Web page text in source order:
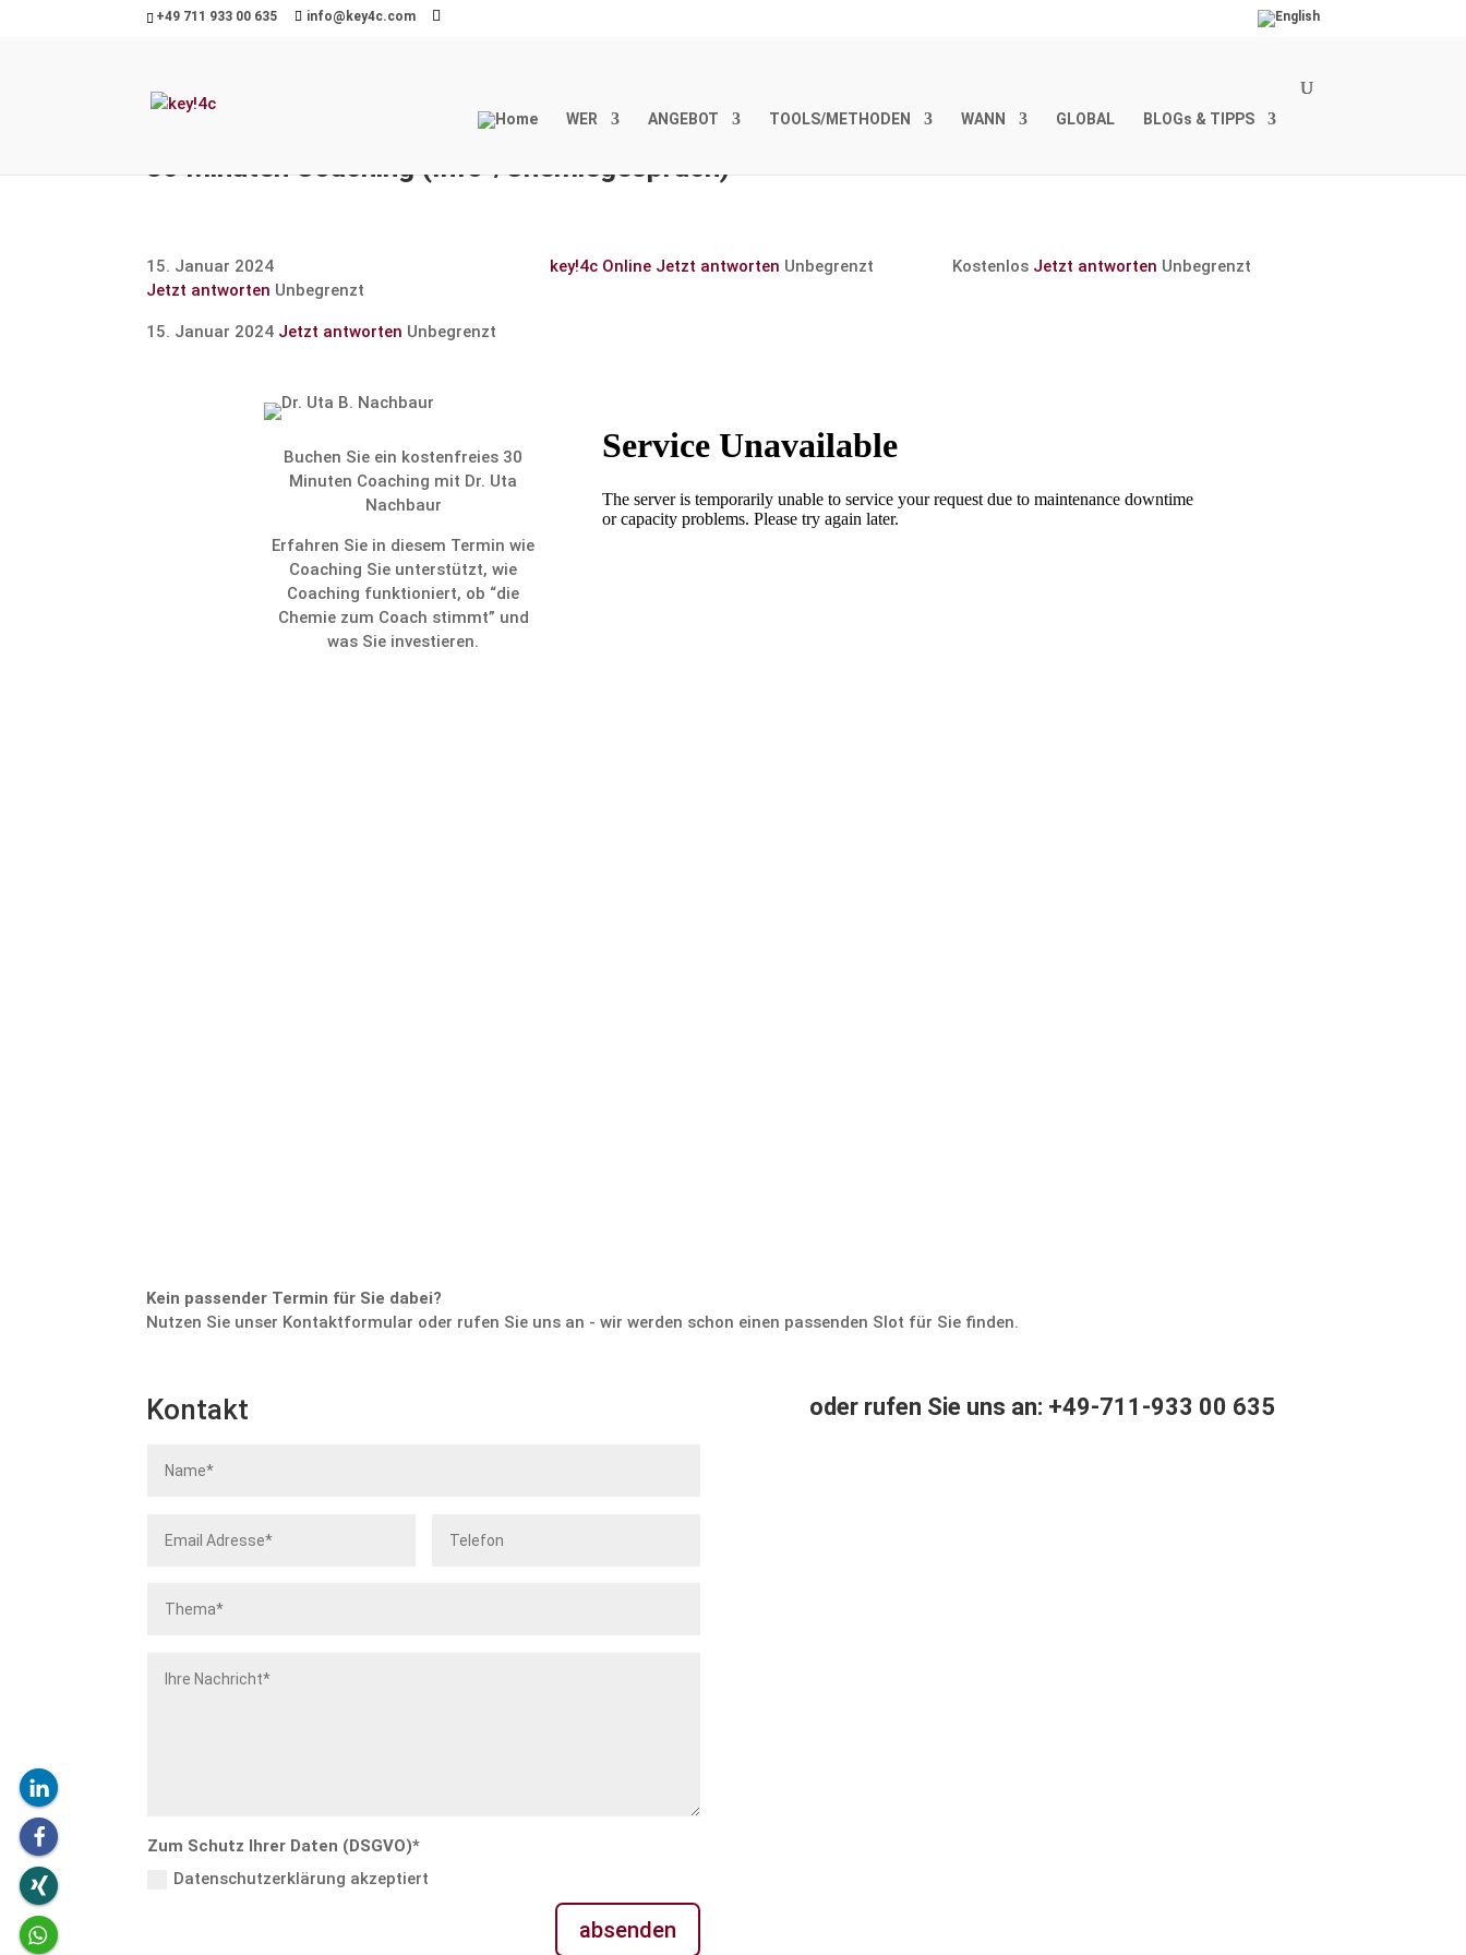
+49 711 933 00 635 info@key4c.com
WER ANGEBOT TOOLS/METHODEN WANN GLOBAL BLOGs & TIPPS
30 Minuten Coaching (Info-/Chemie­ge­spräch)
15. Januar 2024
Jetzt antworten Unbegrenzt
15. Januar 2024 Jetzt antworten Unbegrenzt
key!4c Online Jetzt antworten Unbegrenzt Kostenlos Jetzt antworten Unbegrenzt
Buchen Sie ein kosten­freies 30
Minuten Coaching mit Dr. Uta
Nachbaur
Erfahren Sie in diesem Termin wie
Coaching Sie unter­stützt, wie
Coaching funktio­niert, ob “die
Chemie zum Coach stimmt” und
was Sie investieren.
Kein passender Termin für Sie dabei?
Nutzen Sie unser Kontaktformular oder rufen Sie uns an - wir werden schon einen passenden Slot für Sie finden.
Kontakt
Zum Schutz Ihrer Daten (DSGVO)*
Datenschutzerklärung akzeptiert
absenden
oder rufen Sie uns an: +49-711-933 00 635